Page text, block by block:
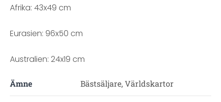
Afrika: 43x49 cm
Eurasien: 96x50 cm
Australien: 24x19 cm
Ämne Bästsäljare, Världskartor